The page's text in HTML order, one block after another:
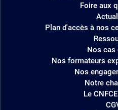
Foire aux
Plan d'accès à nos
Nos cas
Nos formateurs
Nos
Notre
Le